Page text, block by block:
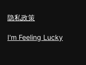
隐私政策
I'm Feeling Lucky